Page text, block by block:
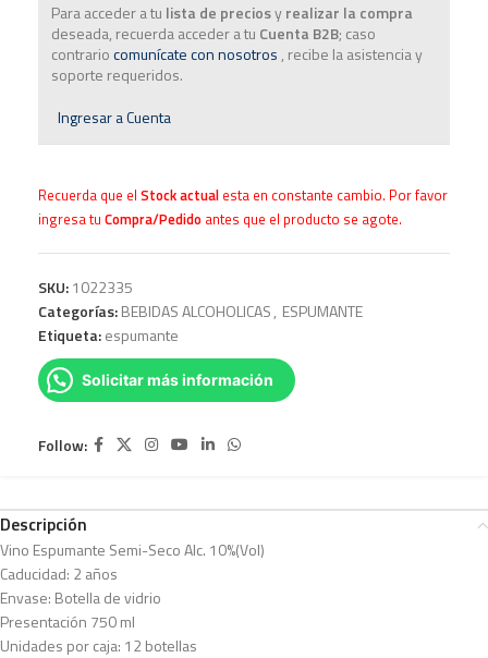
Para acceder a tu lista de preciosyrealizar la compra
deseada, recuerda acceder a tu Cuenta B2B; caso
contrariocomunícate con nosotros , recibe la asistencia y
soporte requeridos.
Ingresar a Cuenta
Recuerda que el Stock actual esta en constante cambio. Por favor
ingresa tu Compra/Pedido antes que el producto se agote.
SKU:1022335
Categorías:BEBIDAS ALCOHOLICAS, ESPUMANTE
Etiqueta:espumante
Solicitar más información
Follow:
Descripción
Vino Espumante Semi-Seco Alc. 10%(Vol)
Caducidad: 2 años
Envase: Botella de vidrio
Presentación 750 ml
Unidades por caja: 12 botellas